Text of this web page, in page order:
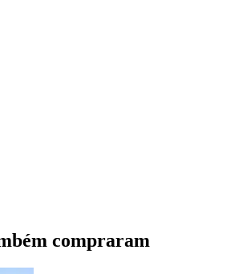
compraram